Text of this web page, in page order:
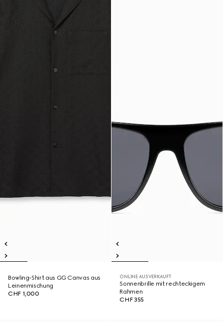
Bowling-Shirt aus GG Canvas aus
Leinenmischung
CHF 1,000
ONLINE AUSVERKAUFT
Sonnenbrille mit rechteckigem
Rahmen
CHF 355